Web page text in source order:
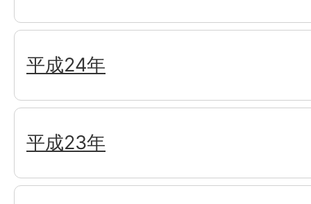
平成24年
平成23年